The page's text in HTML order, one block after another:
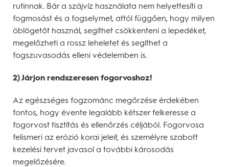
rutinnak. Bár a szájvíz használata nem helyettesíti a
fogmosást és a fogselymet, attól függően, hogy milyen
öblögetőt használ, segíthet csökkenteni a lepedéket,
megelőzheti a rossz leheletet és segíthet a
fogszuvasodás elleni védelemben is.
2) Járjon rendszeresen fogorvoshoz!
Az egészséges fogzománc megőrzése érdekében
fontos, hogy évente legalább kétszer felkeresse a
fogorvost tisztítás és ellenőrzés céljából. Fogorvosa
felismeri az erózió korai jeleit, és személyre szabott
kezelési tervet javasol a további károsodás
megelőzésére.